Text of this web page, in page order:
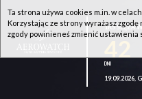
1KS ŚLĘZA
19.09.2026,
Ta strona używa cookies m.in. w
Korzystając ze strony wyrażasz
zgody powinieneś zmienić ustawienia